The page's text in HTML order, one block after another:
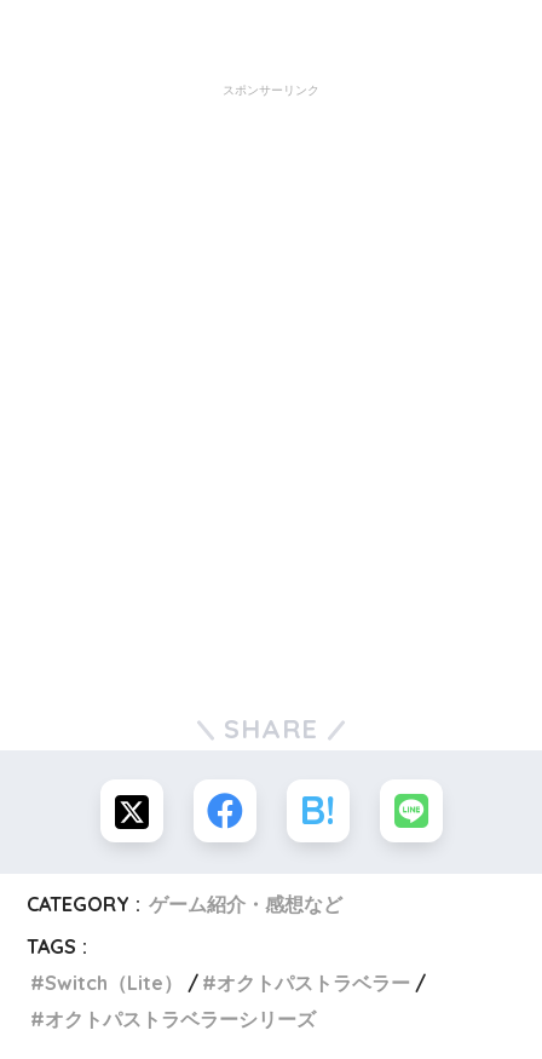
スポンサーリンク
SHARE
CATEGORY : ゲーム紹介・感想など
TAGS :
Switch（Lite）
オクトパストラベラー
オクトパストラベラーシリーズ